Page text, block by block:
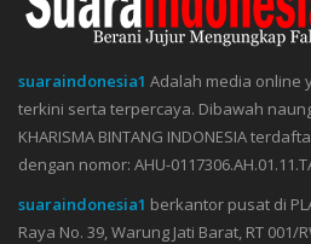
suaraindonesia1 Adalah media online
terkini serta terpercaya. Dibawah
KHARISMA BINTANG INDONESIA
dengan nomor: AHU-
suaraindonesia1 berkantor pusat di
Raya No. 39, Warung Jati Barat, RT 001/